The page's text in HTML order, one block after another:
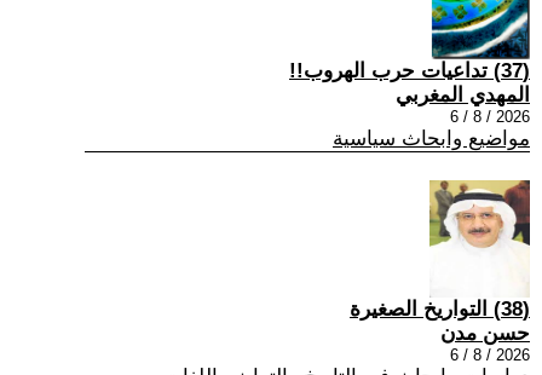
(37) تداعيات حرب الهروب!!
المهدي المغربي
2026 / 8 / 6
مواضيع وابحاث سياسية
(38) التواريخ الصغيرة
حسن مدن
2026 / 8 / 6